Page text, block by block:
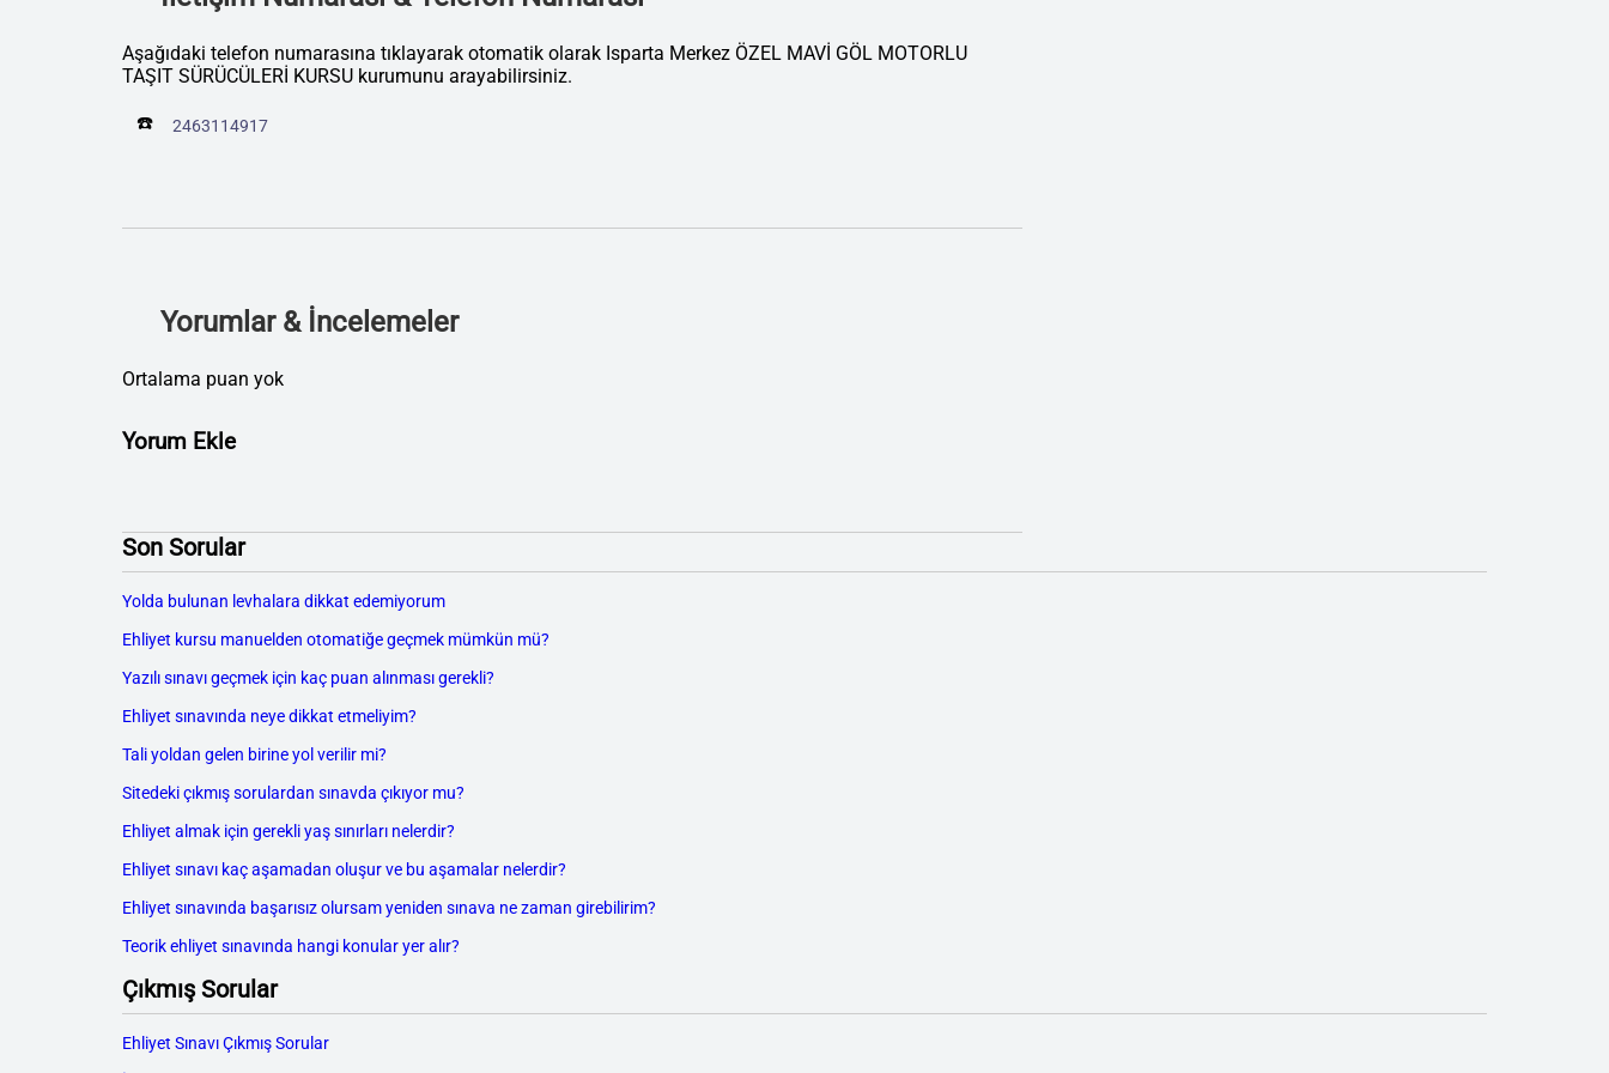
Aşağıdaki telefon numarasına tıklayarak otomatik olarak Isparta Merkez ÖZEL MAVİ GÖL MOTORLU
TAŞIT SÜRÜCÜLERİ KURSU kurumunu arayabilirsiniz.
☎️ 2463114917
Yorumlar & İncelemeler
Ortalama puan yok
Yorum Ekle
Son Sorular
Yolda bulunan levhalara dikkat edemiyorum
Ehliyet kursu manuelden otomatiğe geçmek mümkün mü?
Yazılı sınavı geçmek için kaç puan alınması gerekli?
Ehliyet sınavında neye dikkat etmeliyim?
Tali yoldan gelen birine yol verilir mi?
Sitedeki çıkmış sorulardan sınavda çıkıyor mu?
Ehliyet almak için gerekli yaş sınırları nelerdir?
Ehliyet sınavı kaç aşamadan oluşur ve bu aşamalar nelerdir?
Ehliyet sınavında başarısız olursam yeniden sınava ne zaman girebilirim?
Teorik ehliyet sınavında hangi konular yer alır?
Çıkmış Sorular
Ehliyet Sınavı Çıkmış Sorular